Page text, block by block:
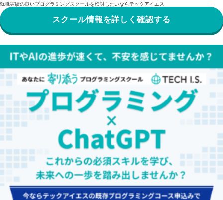
就職実績の良いプログラミングスクールを検討したいならテックアイエス
スクール情報を詳しく確認する